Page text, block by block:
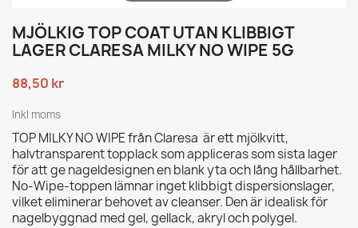
MJÖLKIG TOP COAT UTAN KLIBBIGT
LAGER CLARESA MILKY NO WIPE 5G
88,50 kr
Inkl moms
TOP MILKY NO WIPE från Claresa är ett mjölkvitt,
halvtransparent topplack som appliceras som sista lager
för att ge nageldesignen en blank yta och lång hållbarhet.
No-Wipe-toppen lämnar inget klibbigt dispersionslager,
vilket eliminerar behovet av cleanser. Den är idealisk för
nagelbyggnad med gel, gellack, akryl och polygel.